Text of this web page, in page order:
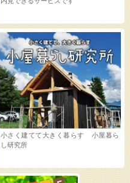
小さく建てて大きく暮らす 小屋暮ら
し研究所